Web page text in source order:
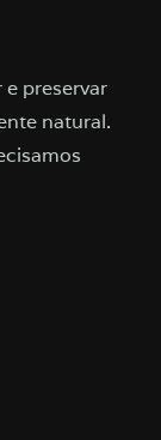
preservar
natural.